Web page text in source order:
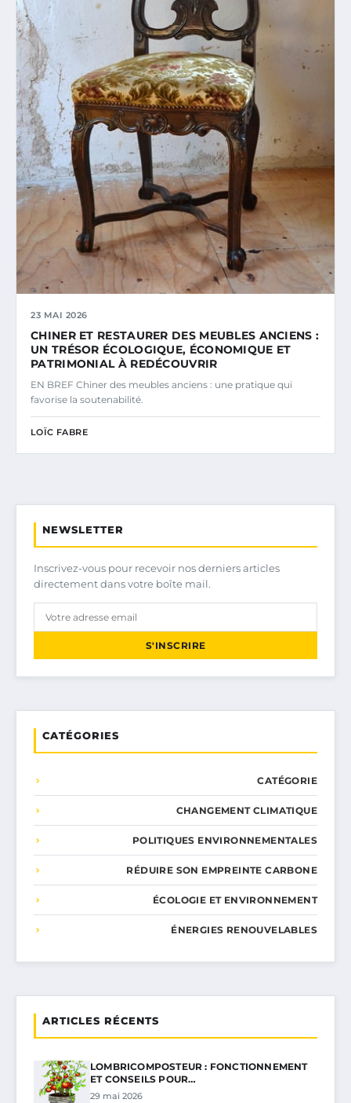
23 MAI 2026
CHINER ET RESTAURER DES MEUBLES ANCIENS :
UN TRÉSOR ÉCOLOGIQUE, ÉCONOMIQUE ET
PATRIMONIAL À REDÉCOUVRIR
EN BREF Chiner des meubles anciens : une pratique qui
favorise la soutenabilité.
LOÏC FABRE
NEWSLETTER
Inscrivez-vous pour recevoir nos derniers articles
directement dans votre boîte mail.
S'INSCRIRE
CATÉGORIES
CATÉGORIE
CHANGEMENT CLIMATIQUE
POLITIQUES ENVIRONNEMENTALES
RÉDUIRE SON EMPREINTE CARBONE
ÉCOLOGIE ET ENVIRONNEMENT
ÉNERGIES RENOUVELABLES
ARTICLES RÉCENTS
LOMBRICOMPOSTEUR : FONCTIONNEMENT
ET CONSEILS POUR…
29 mai 2026